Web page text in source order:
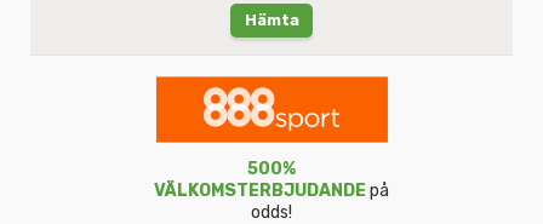
Hämta
500%
VÄLKOMSTERBJUDANDE på
odds!